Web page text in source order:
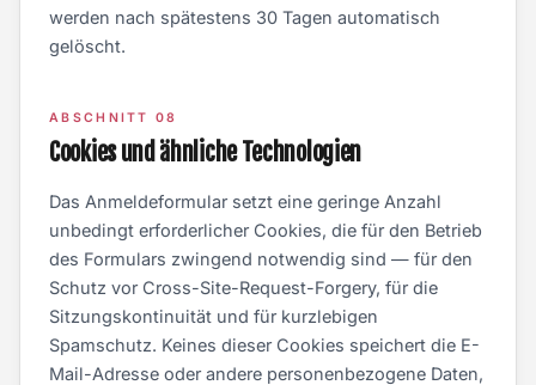
werden nach spätestens 30 Tagen automatisch
gelöscht.
ABSCHNITT 08
Cookies und ähnliche Technologien
Das Anmeldeformular setzt eine geringe Anzahl
unbedingt erforderlicher Cookies, die für den Betrieb
des Formulars zwingend notwendig sind — für den
Schutz vor Cross-Site-Request-Forgery, für die
Sitzungskontinuität und für kurzlebigen
Spamschutz. Keines dieser Cookies speichert die E-
Mail-Adresse oder andere personenbezogene Daten,